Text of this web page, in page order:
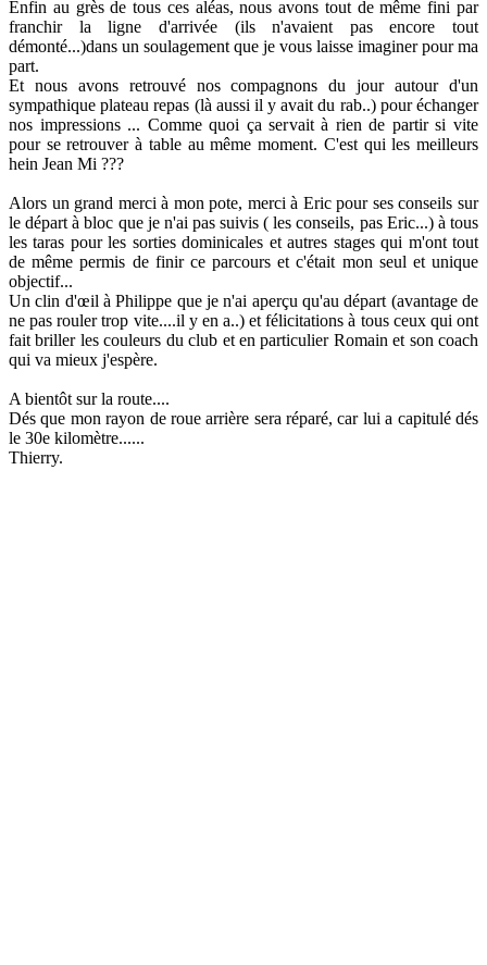
Enfin au grès de tous ces aléas, nous avons tout de même fini par
franchir la ligne d'arrivée (ils n'avaient pas encore tout
démonté...)dans un soulagement que je vous laisse imaginer pour ma
part.
Et nous avons retrouvé nos compagnons du jour autour d'un
sympathique plateau repas (là aussi il y avait du rab..) pour échanger
nos impressions ... Comme quoi ça servait à rien de partir si vite
pour se retrouver à table au même moment. C'est qui les meilleurs
hein Jean Mi ???
Alors un grand merci à mon pote, merci à Eric pour ses conseils sur
le départ à bloc que je n'ai pas suivis ( les conseils, pas Eric...) à tous
les taras pour les sorties dominicales et autres stages qui m'ont tout
de même permis de finir ce parcours et c'était mon seul et unique
objectif...
Un clin d'œil à Philippe que je n'ai aperçu qu'au départ (avantage de
ne pas rouler trop vite....il y en a..) et félicitations à tous ceux qui ont
fait briller les couleurs du club et en particulier Romain et son coach
qui va mieux j'espère.
A bientôt sur la route....
Dés que mon rayon de roue arrière sera réparé, car lui a capitulé dés
le 30e kilomètre......
Thierry.